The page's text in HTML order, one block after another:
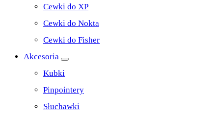
Cewki do XP
Cewki do Nokta
Cewki do Fisher
Akcesoria
Kubki
Pinpointery
Słuchawki